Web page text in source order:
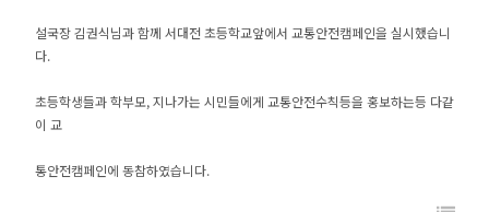
설국장 김권식님과 함께 서대전 초등학교앞에서 교통안전캠페인을 실시했습니
다.
초등학생들과 학부모, 지나가는 시민들에게 교통안전수칙등을 홍보하는등 다같
이 교
통안전캠페인에 동참하였습니다.